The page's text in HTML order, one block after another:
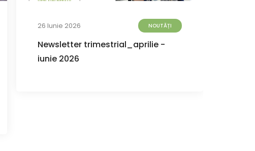
26 Iunie 2026 NOUTĂȚI
Newsletter trimestrial_aprilie -
iunie 2026